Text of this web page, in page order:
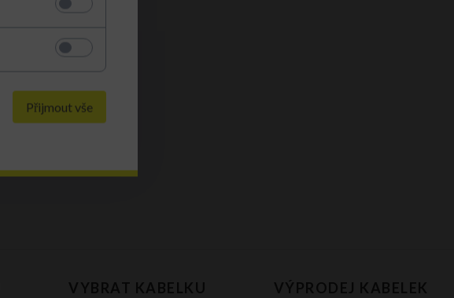
VYBRAT KABELKU
VÝPRODEJ KABELEK
Přijmout vše